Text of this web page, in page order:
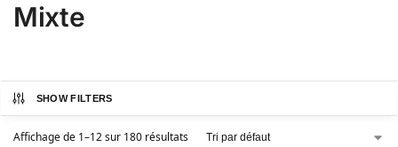
Mixte
SHOW FILTERS
Affichage de 1–12 sur 180 résultats